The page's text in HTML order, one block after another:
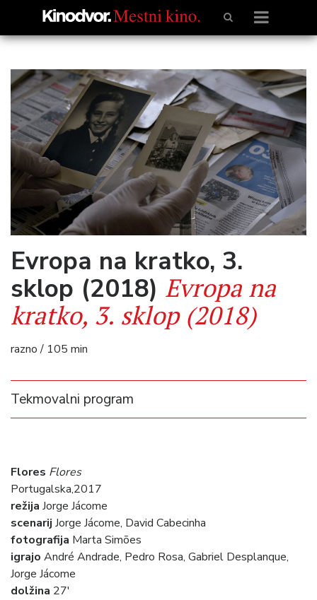
Evropa na kratko, 3.
sklop (2018) Evropa na
kratko, 3. sklop (2018)
razno / 105 min
Tekmovalni program
Flores Flores
Portugalska,2017
režija Jorge Jácome
scenarij Jorge Jácome, David Cabecinha
fotografija Marta Simões
igrajo André Andrade, Pedro Rosa, Gabriel Desplanque,
Jorge Jácome
dolžina 27′